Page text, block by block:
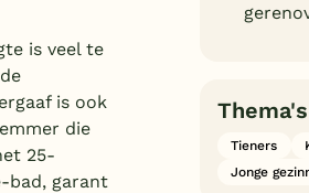
is veel te
is ook
die
25-
bad, garant
Thema's
Tieners
Jonge